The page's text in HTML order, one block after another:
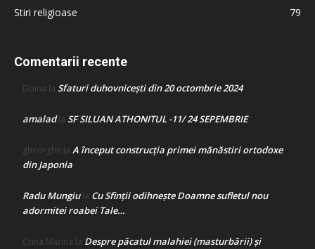
Stiri religioase
79
Comentarii recente
Doina la Sfaturi duhovnicești din 20 octombrie 2024
amaladla SF SILUAN ATHONITUL -11/ 24 SEPEMBRIE
gheorghe la A început construcţia primei mănăstiri ortodoxe
din Japonia
Radu Mungiula Cu Sfinții odihnește Doamne sufletul nou
adormitei roabei Tale…
Crina Marina la Despre păcatul malahiei (masturbării) şi